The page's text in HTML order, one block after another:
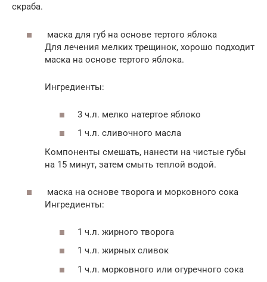
скраба.
маска для губ на основе тертого яблока
Для лечения мелких трещинок, хорошо подходит
маска на основе тертого яблока.
Ингредиенты:
3 ч.л. мелко натертое яблоко
1 ч.л. сливочного масла
Компоненты смешать, нанести на чистые губы
на 15 минут, затем смыть теплой водой.
маска на основе творога и морковного сока
Ингредиенты:
1 ч.л. жирного творога
1 ч.л. жирных сливок
1 ч.л. морковного или огуречного сока